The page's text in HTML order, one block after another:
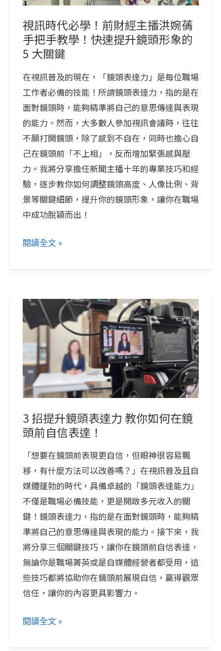
視訊時代必學！前財經主播洪婉蒨
手把手教學！快速提升鏡頭形象的
5 大關鍵
在視訊普及的現在，「鏡頭表達力」是每位職場
工作者必備的技能！所謂鏡頭表達力，指的是在
面對鏡頭時，能夠精準將自己的意思傳達與表現
的能力。然而，大多數人參加視訊會議時，往往
不願打開鏡頭，除了感到不自在，同時也擔心自
己在鏡頭前「不上相」，反而增加緊張感與壓
力。我將分享擔任新聞主播十年的專業技巧和經
驗，逐步教你如何調整鏡頭高度、人像比例、背
景等關鍵細節，提升你的鏡頭形象，讓你在職場
中成功脫穎而出！
財
經
主
播
婉
蒨
手
把
手
教
學！
快
速
提
升
頭
象
的
大
關
鍵
閱讀全文 »
3 招提升鏡頭表達力 教你如何在鏡
頭前自信表達！
「想要在鏡頭前表現更自信，但眼神很容易飄
移，有什麼方法可以改善嗎？」在視訊普及且自
媒體蓬勃的時代，具備卓越的「鏡頭表達能力」
不僅是職場必備技能，更是開啟多元收入的關
鍵！鏡頭表達力，指的是在面對鏡頭時，能夠精
準將自己的意思傳達與表現的能力。接下來，我
將分享三個關鍵技巧，讓你在鏡頭前自信表達，
無論你是職場菁英或是自媒體經營者都受用，這
些技巧都將協助你在鏡頭前展現自信，贏得觀眾
信任，讓你的內容更具影響力。
招
升
鏡
頭
表
達
力
你
如
何
在
鏡
頭
前
自
信
表
閱讀全文 »